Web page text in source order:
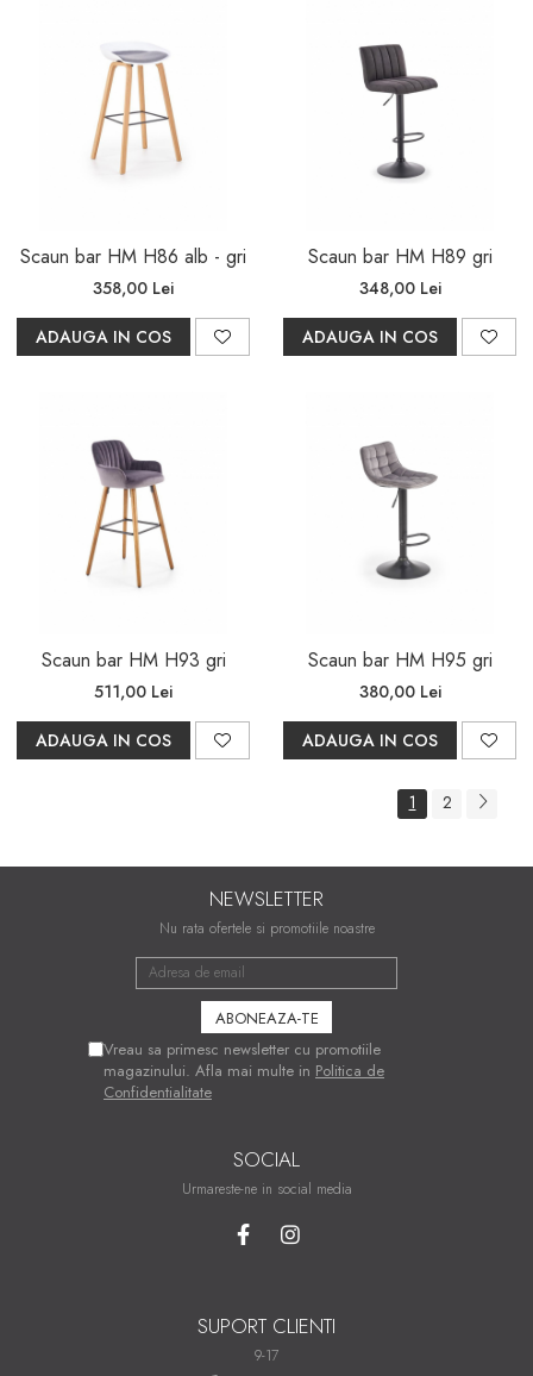
Scaun bar HM H86 alb - gri
358,00 Lei
ADAUGA IN COS
Scaun bar HM H89 gri
348,00 Lei
ADAUGA IN COS
Scaun bar HM H93 gri
511,00 Lei
ADAUGA IN COS
Scaun bar HM H95 gri
380,00 Lei
ADAUGA IN COS
1 2
NEWSLETTER
Nu rata ofertele si promotiile noastre
Vreau sa primesc newsletter cu promotiile
magazinului. Afla mai multe in Politica de
Confidentialitate
SOCIAL
Urmareste-ne in social media
SUPORT CLIENTI
9-17